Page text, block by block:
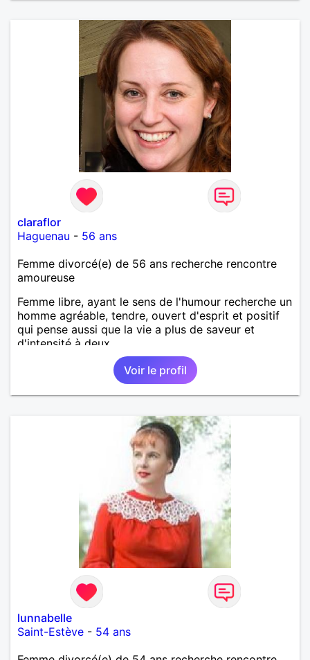
claraflor
Haguenau - 56 ans
Femme divorcé(e) de 56 ans recherche rencontre
amoureuse
Femme libre, ayant le sens de l'humour recherche un
homme agréable, tendre, ouvert d'esprit et positif
qui pense aussi que la vie a plus de saveur et
d'intensité à deux.
Voir le profil
lunnabelle
Saint-Estève - 54 ans